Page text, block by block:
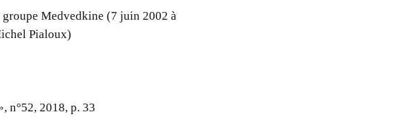
Medvedkine (7 juin 2002 à
Pialoux)
n°52, 2018, p. 33